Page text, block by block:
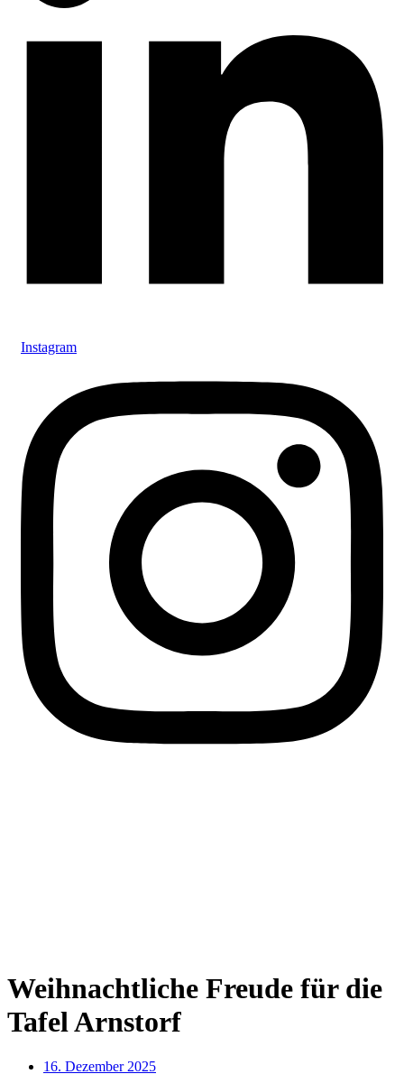
Instagram
Weihnachtliche Freude für die
Tafel Arnstorf
16. Dezember 2025